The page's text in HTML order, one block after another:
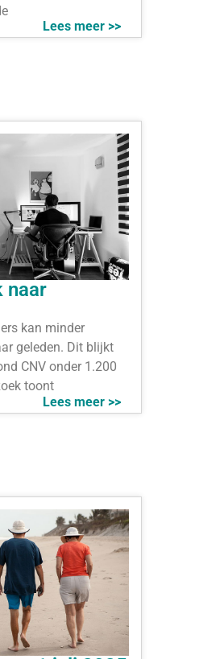
Lees meer >>
naar
kan minder
geleden. Dit blijkt
CNV onder 1.200
toont
Lees meer >>